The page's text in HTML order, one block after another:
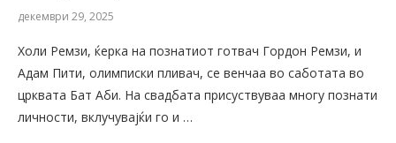
декември 29, 2025
Холи Ремзи, ќерка на познатиот готвач Гордон Ремзи, и
Адам Пити, олимписки пливач, се венчаа во саботата во
црквата Бат Аби. На свадбата присуствуваа многу познати
личности, вклучувајќи го и …